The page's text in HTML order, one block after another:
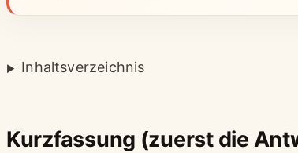
Inhaltsverzeichnis
Kurzfassung (zuerst die